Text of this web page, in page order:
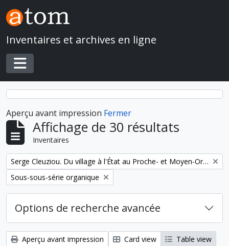
Skip to main content
Inventaires et archives en ligne
Toggle navigation
Aperçu avant impression Fermer
Affichage de 30 résultats
Inventaires
Remove filter:
Serge Cleuziou. Du village à l'État au Proche- et Moyen-Orient
Remove filter:
Sous-sous-série organique
Options de recherche avancée
Aperçu avant impression Card view
Table view